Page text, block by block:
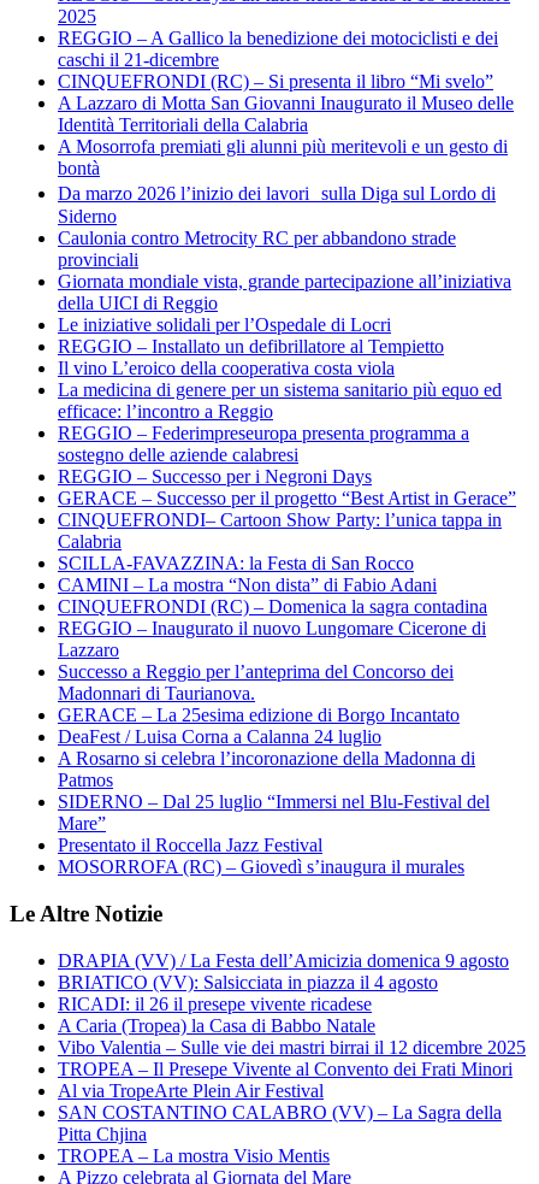
2025
REGGIO – A Gallico la benedizione dei motociclisti e dei
caschi il 21-dicembre
CINQUEFRONDI (RC) – Si presenta il libro “Mi svelo”
A Lazzaro di Motta San Giovanni Inaugurato il Museo delle
Identità Territoriali della Calabria
A Mosorrofa premiati gli alunni più meritevoli e un gesto di
bontà
Da marzo 2026 l’inizio dei lavori sulla Diga sul Lordo di
Siderno
Caulonia contro Metrocity RC per abbandono strade
provinciali
Giornata mondiale vista, grande partecipazione all’iniziativa
della UICI di Reggio
Le iniziative solidali per l’Ospedale di Locri
REGGIO – Installato un defibrillatore al Tempietto
Il vino L’eroico della cooperativa costa viola
La medicina di genere per un sistema sanitario più equo ed
efficace: l’incontro a Reggio
REGGIO – Federimpreseuropa presenta programma a
sostegno delle aziende calabresi
REGGIO – Successo per i Negroni Days
GERACE – Successo per il progetto “Best Artist in Gerace”
CINQUEFRONDI– Cartoon Show Party: l’unica tappa in
Calabria
SCILLA-FAVAZZINA: la Festa di San Rocco
CAMINI – La mostra “Non dista” di Fabio Adani
CINQUEFRONDI (RC) – Domenica la sagra contadina
REGGIO – Inaugurato il nuovo Lungomare Cicerone di
Lazzaro
Successo a Reggio per l’anteprima del Concorso dei
Madonnari di Taurianova.
GERACE – La 25esima edizione di Borgo Incantato
DeaFest / Luisa Corna a Calanna 24 luglio
A Rosarno si celebra l’incoronazione della Madonna di
Patmos
SIDERNO – Dal 25 luglio “Immersi nel Blu-Festival del
Mare”
Presentato il Roccella Jazz Festival
MOSORROFA (RC) – Giovedì s’inaugura il murales
Le Altre Notizie
DRAPIA (VV) / La Festa dell’Amicizia domenica 9 agosto
BRIATICO (VV): Salsicciata in piazza il 4 agosto
RICADI: il 26 il presepe vivente ricadese
A Caria (Tropea) la Casa di Babbo Natale
Vibo Valentia – Sulle vie dei mastri birrai il 12 dicembre 2025
TROPEA – Il Presepe Vivente al Convento dei Frati Minori
Al via TropeArte Plein Air Festival
SAN COSTANTINO CALABRO (VV) – La Sagra della
Pitta Chjina
TROPEA – La mostra Visio Mentis
A Pizzo celebrata al Giornata del Mare